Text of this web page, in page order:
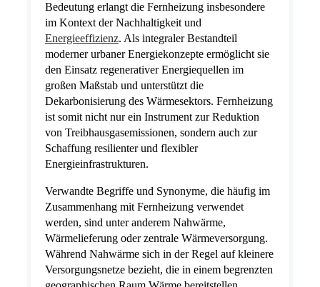
Bedeutung erlangt die Fernheizung insbesondere
im Kontext der Nachhaltigkeit und
Energieeffizienz. Als integraler Bestandteil
moderner urbaner Energiekonzepte ermöglicht sie
den Einsatz regenerativer Energiequellen im
großen Maßstab und unterstützt die
Dekarbonisierung des Wärmesektors. Fernheizung
ist somit nicht nur ein Instrument zur Reduktion
von Treibhausgasemissionen, sondern auch zur
Schaffung resilienter und flexibler
Energieinfrastrukturen.
Verwandte Begriffe und Synonyme, die häufig im
Zusammenhang mit Fernheizung verwendet
werden, sind unter anderem Nahwärme,
Wärmelieferung oder zentrale Wärmeversorgung.
Während Nahwärme sich in der Regel auf kleinere
Versorgungsnetze bezieht, die in einem begrenzten